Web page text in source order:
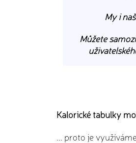
My i
Můžete
Kalorické tabulky
... proto je